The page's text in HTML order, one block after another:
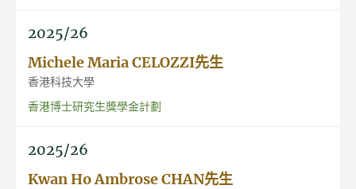
2025/26
Michele Maria CELOZZI先生
香港科技大學
香港博士研究生獎學金計劃
2025/26
Kwan Ho Ambrose CHAN先生